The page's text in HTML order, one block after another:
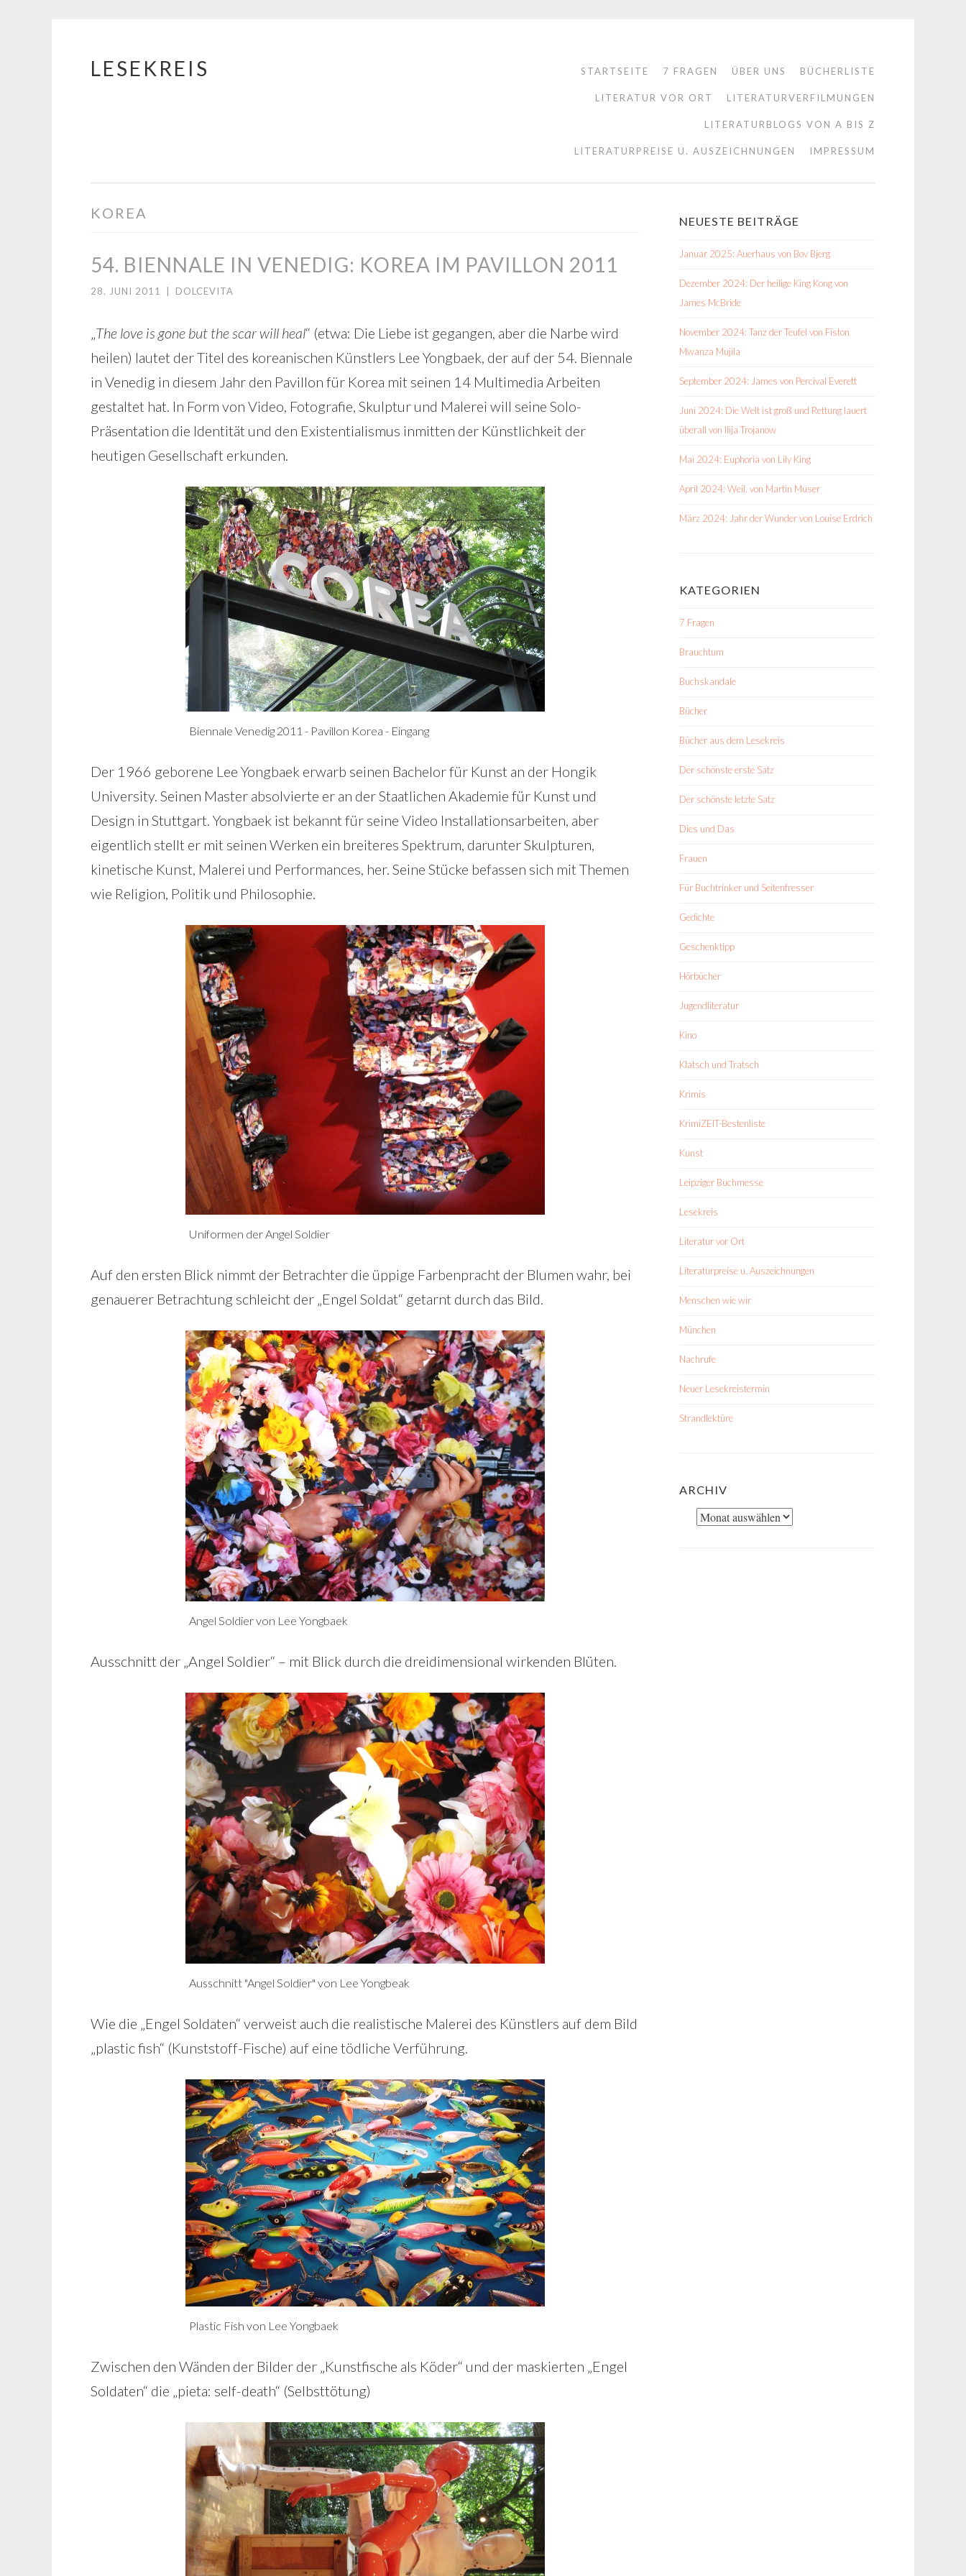
Springe
LESEKREIS STARTSEITE 7 FRAGEN ÜBER UNS BÜCHERLISTE
LITERATUR VOR ORT LITERATURVERFILMUNGEN
LITERATURBLOGS VON A BIS Z
LITERATURPREISE U. AUSZEICHNUNGEN IMPRESSUM
KOREA
54. BIENNALE IN VENEDIG: KOREA IM PAVILLON 2011
28. JUNI 2011 DOLCEVITA
„The love is gone but the scar will heal“ (etwa: Die Liebe ist gegangen, aber die Narbe wird
heilen) lautet der Titel des koreanischen Künstlers Lee Yongbaek, der auf der 54. Biennale
in Venedig in diesem Jahr den Pavillon für Korea mit seinen 14 Multimedia Arbeiten
gestaltet hat. In Form von Video, Fotografie, Skulptur und Malerei will seine Solo-
Präsentation die Identität und den Existentialismus inmitten der Künstlichkeit der
heutigen Gesellschaft erkunden.
Biennale Venedig 2011 - Pavillon Korea - Eingang
Der 1966 geborene Lee Yongbaek erwarb seinen Bachelor für Kunst an der Hongik
University. Seinen Master absolvierte er an der Staatlichen Akademie für Kunst und
Design in Stuttgart. Yongbaek ist bekannt für seine Video Installationsarbeiten, aber
eigentlich stellt er mit seinen Werken ein breiteres Spektrum, darunter Skulpturen,
kinetische Kunst, Malerei und Performances, her. Seine Stücke befassen sich mit Themen
wie Religion, Politik und Philosophie.
Uniformen der Angel Soldier
Auf den ersten Blick nimmt der Betrachter die üppige Farbenpracht der Blumen wahr, bei
genauerer Betrachtung schleicht der „Engel Soldat“ getarnt durch das Bild.
Angel Soldier von Lee Yongbaek
Ausschnitt der „Angel Soldier“ – mit Blick durch die dreidimensional wirkenden Blüten.
Ausschnitt "Angel Soldier" von Lee Yongbeak
Wie die „Engel Soldaten“ verweist auch die realistische Malerei des Künstlers auf dem Bild
„plastic fish“ (Kunststoff-Fische) auf eine tödliche Verführung.
Plastic Fish von Lee Yongbaek
Zwischen den Wänden der Bilder der „Kunstfische als Köder“ und der maskierten „Engel
Soldaten“ die „pieta: self-death“ (Selbsttötung)
NEUESTE BEITRÄGE
Januar 2025: Auerhaus von Bov Bjerg
Dezember 2024: Der heilige King Kong von
James McBride
November 2024: Tanz der Teufel von Fiston
Mwanza Mujila
September 2024: James von Percival Everett
Juni 2024: Die Welt ist groß und Rettung lauert
überall von Ilija Trojanow
Mai 2024: Euphoria von Lily King
April 2024: Weil. von Martin Muser
März 2024: Jahr der Wunder von Louise Erdrich
KATEGORIEN
7 Fragen
Brauchtum
Buchskandale
Bücher
Bücher aus dem Lesekreis
Der schönste erste Satz
Der schönste letzte Satz
Dies und Das
Frauen
Für Buchtrinker und Seitenfresser
Gedichte
Geschenktipp
Hörbücher
Jugendliteratur
Kino
Klatsch und Tratsch
Krimis
KrimiZEIT-Bestenliste
Kunst
Leipziger Buchmesse
Lesekreis
Literatur vor Ort
Literaturpreise u. Auszeichnungen
Menschen wie wir
München
Nachrufe
Neuer Lesekreistermin
Strandlektüre
ARCHIV
Archiv